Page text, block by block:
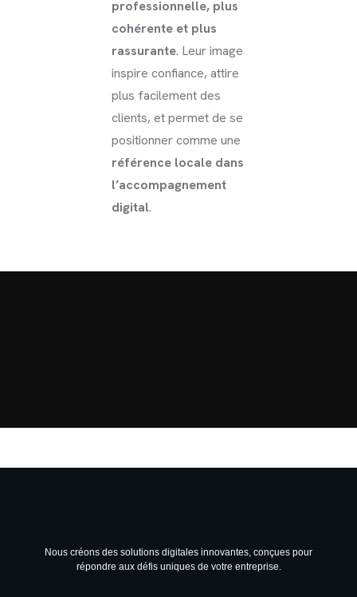
professionnelle, plus
cohérente et plus
rassurante. Leur image
inspire confiance, attire
plus facilement des
clients, et permet de se
positionner comme une
référence locale dans
l’accompagnement
digital.
Nous créons des solutions digitales innovantes, conçues pour
répondre aux défis uniques de votre entreprise.